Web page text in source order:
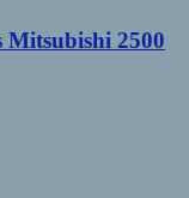
Mitsubishi 2500